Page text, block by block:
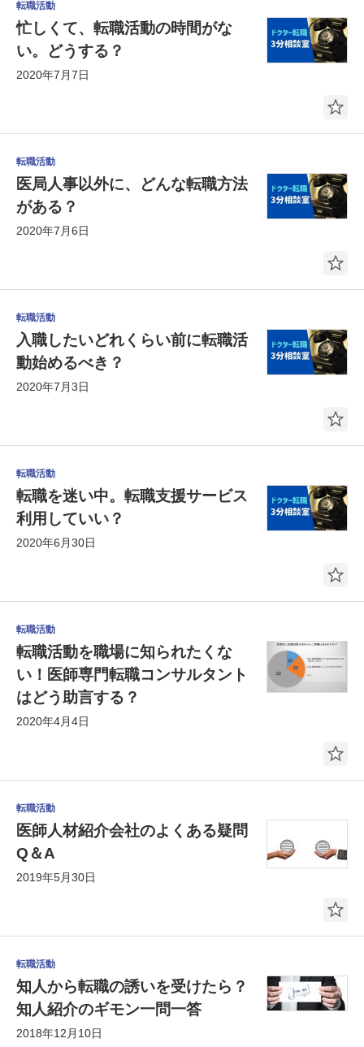
転職活動
忙しくて、転職活動の時間がな
い。どうする？
2020年7月7日
転職活動
医局人事以外に、どんな転職方法
がある？
2020年7月6日
転職活動
入職したいどれくらい前に転職活
動始めるべき？
2020年7月3日
転職活動
転職を迷い中。転職支援サービス
利用していい？
2020年6月30日
転職活動
転職活動を職場に知られたくな
い！医師専門転職コンサルタント
はどう助言する？
2020年4月4日
転職活動
医師人材紹介会社のよくある疑問
Q＆A
2019年5月30日
転職活動
知人から転職の誘いを受けたら？
知人紹介のギモン一問一答
2018年12月10日